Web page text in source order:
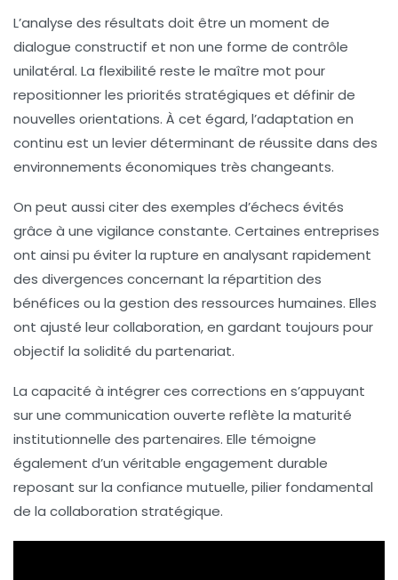
L’analyse des résultats doit être un moment de
dialogue constructif et non une forme de contrôle
unilatéral. La flexibilité reste le maître mot pour
repositionner les priorités stratégiques et définir de
nouvelles orientations. À cet égard, l’adaptation en
continu est un levier déterminant de réussite dans des
environnements économiques très changeants.
On peut aussi citer des exemples d’échecs évités
grâce à une vigilance constante. Certaines entreprises
ont ainsi pu éviter la rupture en analysant rapidement
des divergences concernant la répartition des
bénéfices ou la gestion des ressources humaines. Elles
ont ajusté leur collaboration, en gardant toujours pour
objectif la solidité du partenariat.
La capacité à intégrer ces corrections en s’appuyant
sur une communication ouverte reflète la maturité
institutionnelle des partenaires. Elle témoigne
également d’un véritable engagement durable
reposant sur la confiance mutuelle, pilier fondamental
de la collaboration stratégique.